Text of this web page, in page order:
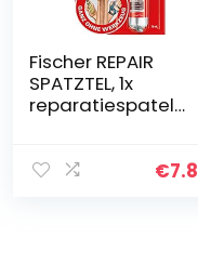
Fischer REPAIR
SPATZTEL, 1x
reparatiespatelb
scheuren, hardt
€